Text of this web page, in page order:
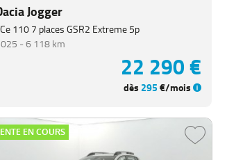
Jogger
110 7 places GSR2 Extreme 5p
-6 118 km
22 290 €
dès 295€/mois
EN COURS